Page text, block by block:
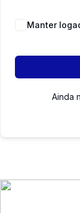
Manter
Ainda